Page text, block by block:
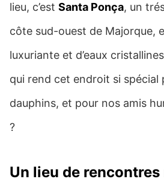
lieu, c’est Santa Ponça, un
côte sud-ouest de Majorque,
luxuriante et d’eaux
qui rend cet endroit si spécial
dauphins, et pour nos amis
?
Un lieu de